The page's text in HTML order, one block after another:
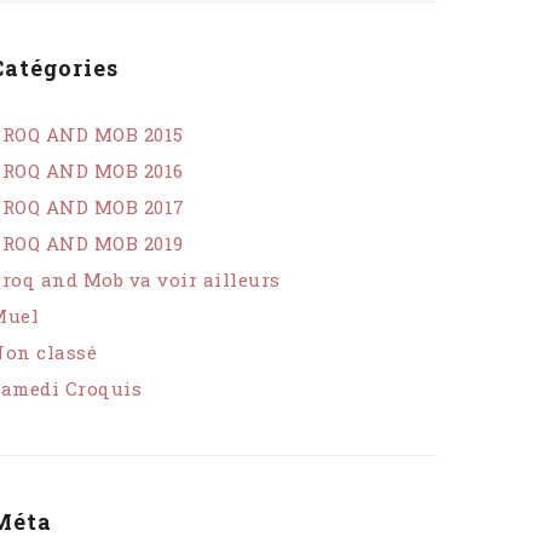
AND MOB 2015
AND MOB 2016
AND MOB 2017
AND MOB 2019
and Mob va voir ailleurs
classé
Croquis